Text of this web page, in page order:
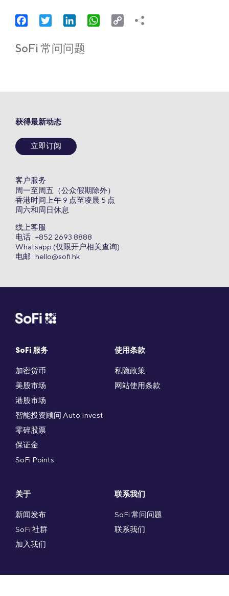
FacebookTwitter LinkedInWhatsApp
Copy
SoFi 常问问题
SoFi 服务
加密货币
美股市场
港股市场
智能投资顾问 Auto Invest
零碎股票
保证金
SoFi Points
使用条款
私隐政策
网站使用条款
关于
新闻发布
SoFi 社群
加入我们
联系我们
SoFi 常问问题
联系我们
获得最新动态
立即订阅
客户服务
周一至周五（公众假期除外）
香港时间上午 9 点至凌晨 5 点
周六和周日休息
线上客服
电话 : +852 2693 8888
Whatsapp (仅限开户相关查询)
电邮 : hello@sofi.hk